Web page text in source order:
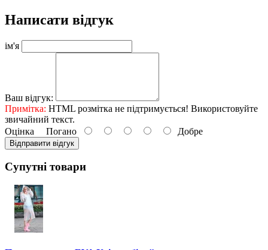
Написати відгук
ім'я
Ваш відгук:
Примітка: HTML розмітка не підтримується! Використовуйте
звичайний текст.
Оцінка Погано Добре
Відправити відгук
Супутні товари